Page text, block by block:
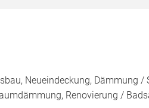
Neueindeckung, Dämmung /
Renovierung /